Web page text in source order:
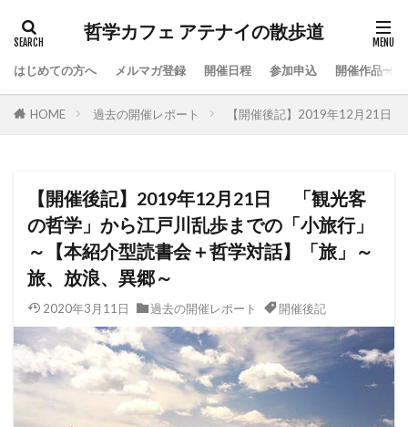
哲学カフェ アテナイの散歩道
はじめての方へ メルマガ登録 開催日程 参加申込 開催作品一覧
HOME 過去の開催レポート 【開催後記】2019年12月21日
【開催後記】2019年12月21日 「観光客
の哲学」から江戸川乱歩までの「小旅行」
～【本紹介型読書会＋哲学対話】「旅」～
旅、放浪、異郷～
2020年3月11日 過去の開催レポート 開催後記